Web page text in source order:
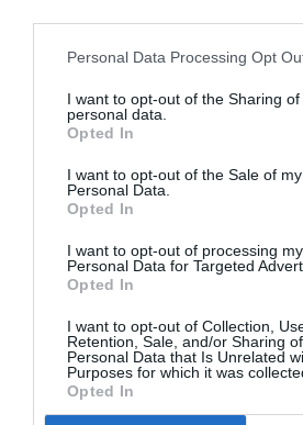
Personal Data Processing Opt
I want to opt-out of the Sharing of
personal data.
Opted In
I want to opt-out of the Sale of my
Personal Data.
Opted In
I want to opt-out of processing my
Personal Data for Targeted
Opted In
I want to opt-out of Collection,
Retention, Sale, and/or Sharing
Personal Data that Is Unrelated
Purposes for which it was
Opted In
ΜΟΥΣΙΚΟΘΕΑΤΡΙΚΕΣ ΠΑΡΑΣΤΑΣΕΙΣ
ΠΑΙΔΙΚΕΣ ΠΑΡΑΣΤΑΣΕΙΣ 2024 – 2025
ΠΑΙΔΙΚΕΣ ΠΑΡΑΣΤΑΣΕΙΣ ΚΑΙ ΕΚΘΕΣΕΙΣ ΓΙΑ
Κάθε βδομάδα στο e-mail σας τα
την Τέχνη και τον Πολιτισμό!
Ακολουθήστε το